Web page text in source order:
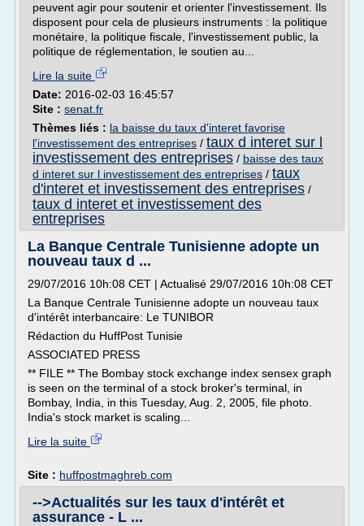
peuvent agir pour soutenir et orienter l'investissement. Ils
disposent pour cela de plusieurs instruments : la politique
monétaire, la politique fiscale, l'investissement public, la
politique de réglementation, le soutien au...
Lire la suite
Date: 2016-02-03 16:45:57
Site : senat.fr
Thèmes liés : la baisse du taux d'interet favorise
l'investissement des entreprises / taux d interet sur l
investissement des entreprises / baisse des taux
d interet sur l investissement des entreprises / taux
d'interet et investissement des entreprises /
taux d interet et investissement des
entreprises
La Banque Centrale Tunisienne adopte un
nouveau taux d ...
29/07/2016 10h:08 CET | Actualisé 29/07/2016 10h:08 CET
La Banque Centrale Tunisienne adopte un nouveau taux
d'intérêt interbancaire: Le TUNIBOR
Rédaction du HuffPost Tunisie
ASSOCIATED PRESS
** FILE ** The Bombay stock exchange index sensex graph
is seen on the terminal of a stock broker's terminal, in
Bombay, India, in this Tuesday, Aug. 2, 2005, file photo.
India's stock market is scaling...
Lire la suite
Site : huffpostmaghreb.com
-->Actualités sur les taux d'intérêt et
assurance - L ...